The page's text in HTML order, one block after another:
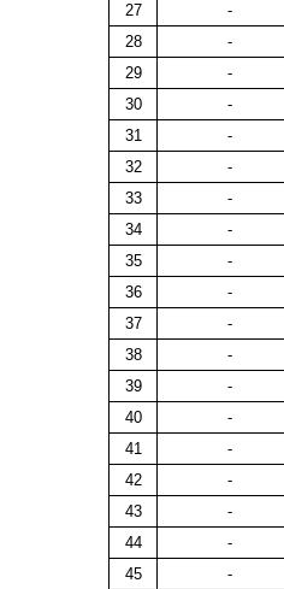
27
-
28
-
29
-
30
-
31
-
32
-
33
-
34
-
35
-
36
-
37
-
38
-
39
-
40
-
41
-
42
-
43
-
44
-
45
-